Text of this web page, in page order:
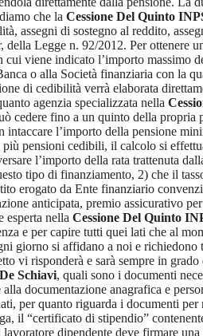
che la Cessione Del Quinto
assegni di sostegno al reddito,
Legge n. 92/2012. Per ottenere
viene indicato l’importo massimo
o alla Società finanziaria con
di cedibilità verrà elaborata
agenzia specializzata nella
cedere fino a un quinto della
l’importo della pensione
pensioni cedibili, il calcolo si
l’importo della rata trattenuta
tipo di finanziamento, 2) che il
erogato da Ente finanziario
anticipata, premio assicurativo
esperta nella Cessione Del Quinto
e per capire tutti quei lati che al
giorno si affidano a noi e
vi risponderà e sarà sempre in
Schiavi, quali sono i documenti
alla documentazione anagrafica e
per quanto riguarda i documenti per
il “certificato di stipendio”
dipendente deve firmare